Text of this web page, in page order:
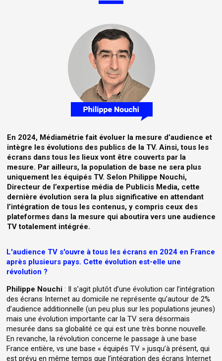
En 2024, Médiamétrie fait évoluer la mesure d’audience et
intègre les évolutions des publics de la TV. Ainsi, tous les
écrans dans tous les lieux vont être couverts par la
mesure. Par ailleurs, la population de base ne sera plus
uniquement les équipés TV. Selon Philippe Nouchi,
Directeur de l’expertise média de Publicis Media, cette
dernière évolution sera la plus significative en attendant
l’intégration de tous les contenus, y compris ceux des
plateformes dans la mesure qui aboutira vers une audience
TV totalement intégrée.
L'audience TV s'ouvre à tous les écrans en 2024 en France
après plusieurs pays. Cette évolution est-elle une
révolution ?
Philippe Nouchi : Il s’agit plutôt d’une évolution car l’intégration
des écrans Internet au domicile ne représente qu’autour de 2%
d’audience additionnelle (un peu plus sur les populations jeunes)
mais une évolution importante car la TV sera désormais
mesurée dans sa globalité ce qui est une très bonne nouvelle.
En revanche, la révolution concerne le passage à une base
France entière, vs une base « équipés TV » jusqu’à présent, qui
est prévu en même temps que l’intégration des écrans Internet